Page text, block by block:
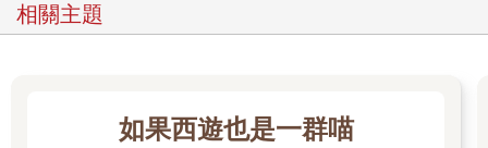
相關主題
如果西遊也是一群喵